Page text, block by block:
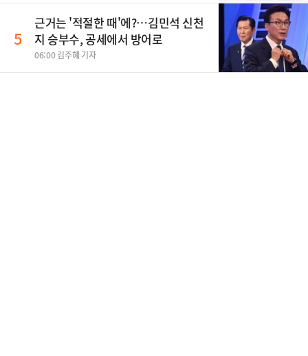
5
근거는 '적절한 때'에?…김민석 신천
지 승부수, 공세에서 방어로
06:00 김주혜 기자